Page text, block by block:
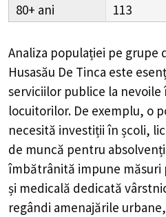
80+
113
Analiza populației pe grupe
Husasău De Tinca este
serviciilor publice la nevoile
locuitorilor. De exemplu, o
necesită investiții în școli,
de muncă pentru
îmbătrânită impune măsuri
și medicală dedicată
regândi amenajările